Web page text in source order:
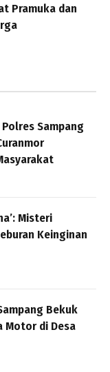
Pramuka dan
Polres Sampang
Misteri
Keinginan
Bekuk
Motor di Desa